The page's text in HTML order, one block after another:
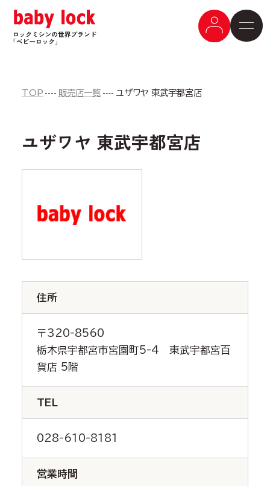
TOP 販売店一覧 ユザワヤ 東武宇都宮店
ユザワヤ 東武宇都宮店
住所
〒320-8560
栃木県宇都宮市宮園町5-4 東武宇都宮百
貨店 5階
TEL
028-610-8181
営業時間